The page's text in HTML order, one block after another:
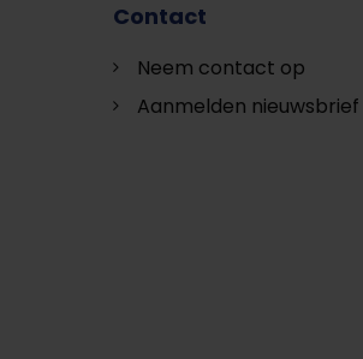
Contact
Neem contact op
Aanmelden nieuwsbrief